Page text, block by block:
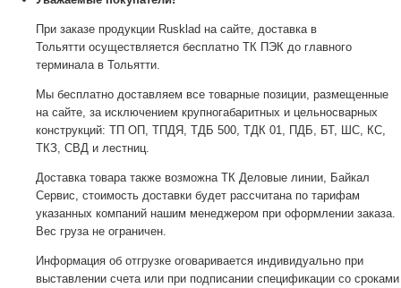
При заказе продукции Rusklad на сайте, доставка в
Тольятти осуществляется бесплатно ТК ПЭК до главного
терминала в Тольятти.
Мы бесплатно доставляем все товарные позиции, размещенные
на сайте, за исключением крупногабаритных и цельносварных
конструкций: ТП ОП, ТПДЯ, ТДБ 500, ТДК 01, ПДБ, БТ, ШС, КС,
ТКЗ, СВД и лестниц.
Доставка товара также возможна ТК Деловые линии, Байкал
Сервис, стоимость доставки будет рассчитана по тарифам
указанных компаний нашим менеджером при оформлении заказа.
Вес груза не ограничен.
Информация об отгрузке оговаривается индивидуально при
выставлении счета или при подписании спецификации со сроками